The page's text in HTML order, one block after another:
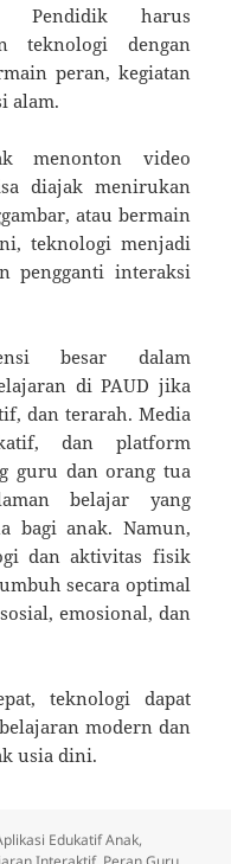
Pendidik harus
teknologi dengan
peran, kegiatan
alam.
menonton video
diajak menirukan
atau bermain
teknologi menjadi
pengganti interaksi
besar dalam
di PAUD jika
dan terarah. Media
dan platform
guru dan orang tua
belajar yang
bagi anak. Namun,
dan aktivitas fisik
secara optimal
emosional, dan
teknologi dapat
modern dan
usia dini.
Edukatif Anak,